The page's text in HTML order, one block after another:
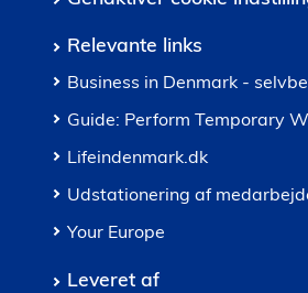
Relevante links
Business in Denmark -
Guide: Perform Temporary
Lifeindenmark.dk
Udstationering af
Your Europe
Leveret af